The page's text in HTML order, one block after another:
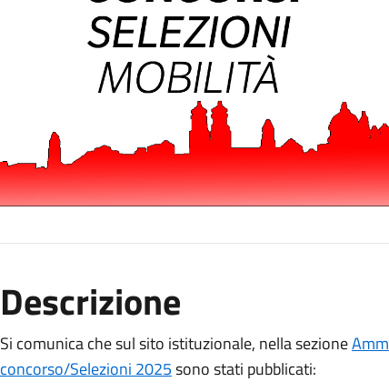
Descrizione
Si comunica che sul sito istituzionale, nella sezione
concorso/Selezioni 2025sono stati pubblicati: